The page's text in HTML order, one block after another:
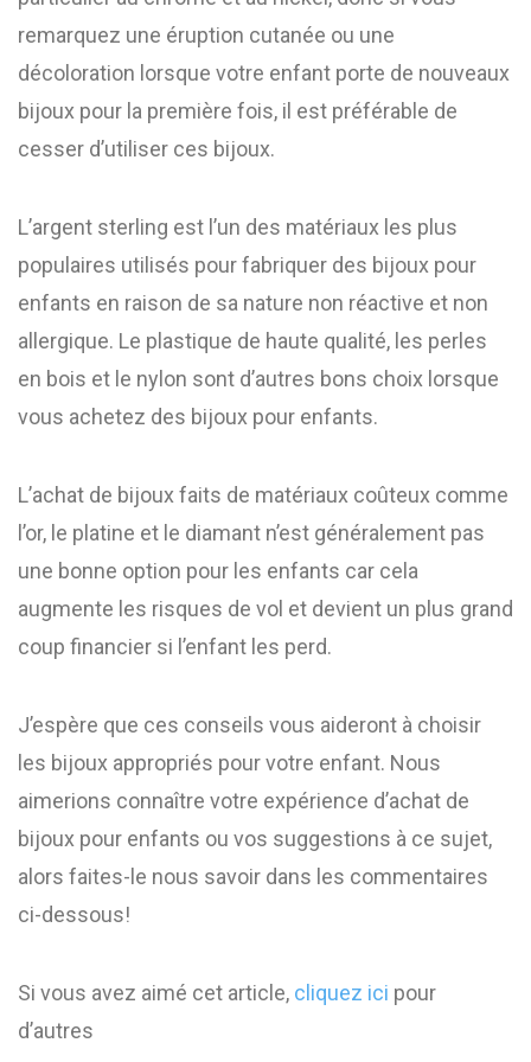
remarquez une éruption cutanée ou une
décoloration lorsque votre enfant porte de nouveaux
bijoux pour la première fois, il est préférable de
cesser d’utiliser ces bijoux.
L’argent sterling est l’un des matériaux les plus
populaires utilisés pour fabriquer des bijoux pour
enfants en raison de sa nature non réactive et non
allergique. Le plastique de haute qualité, les perles
en bois et le nylon sont d’autres bons choix lorsque
vous achetez des bijoux pour enfants.
L’achat de bijoux faits de matériaux coûteux comme
l’or, le platine et le diamant n’est généralement pas
une bonne option pour les enfants car cela
augmente les risques de vol et devient un plus grand
coup financier si l’enfant les perd.
J’espère que ces conseils vous aideront à choisir
les bijoux appropriés pour votre enfant. Nous
aimerions connaître votre expérience d’achat de
bijoux pour enfants ou vos suggestions à ce sujet,
alors faites-le nous savoir dans les commentaires
ci-dessous!
Si vous avez aimé cet article, cliquez ici pour
d’autres